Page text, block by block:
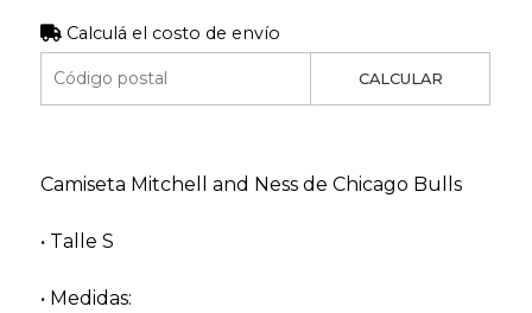
Calculá el costo de envío
CALCULAR
Camiseta Mitchell and Ness de Chicago Bulls
• Talle S
• Medidas: